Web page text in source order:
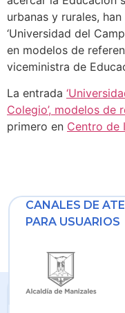
urbanas y rurales,
‘Universidad del
en modelos de
viceministra de
La entrada
Colegio’, modelos de
primero en Centro de
CANALES DE
PARA USUARIOS